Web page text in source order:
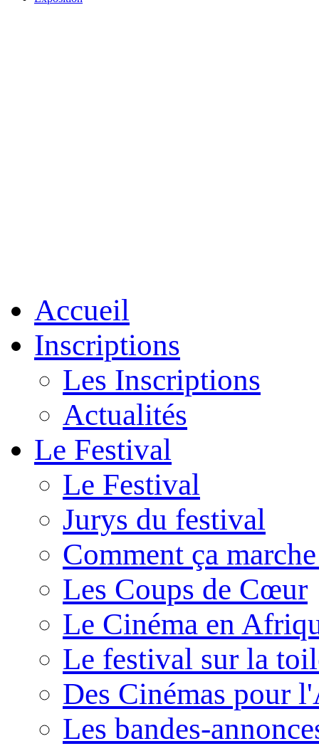
Accueil
Inscriptions
Les Inscriptions
Actualités
Le Festival
Le Festival
Jurys du festival
Comment ça
Les Coups de Cœur
Le Cinéma en
Le festival sur la
Des Cinémas pour
Les bandes-